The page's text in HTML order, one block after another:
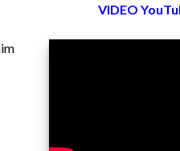
VIDEO